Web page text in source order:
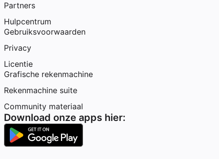
Partners
Hulpcentrum
Gebruiksvoorwaarden
Privacy
Licentie
Grafische rekenmachine
Rekenmachine suite
Community materiaal
Download onze apps hier: